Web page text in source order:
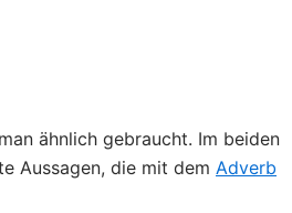
ähnlich gebraucht. Im beiden
Aussagen, die mit dem Adverb